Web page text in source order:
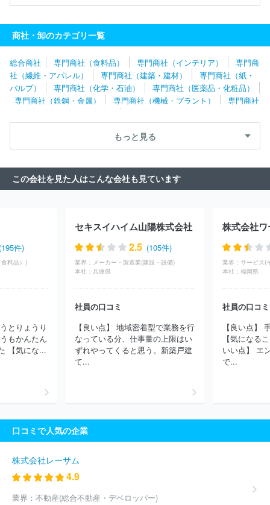
式会社
住商ファーマインターナショナル株式会社
株式会社ハー
モニック
永浜クロス株式会社
商社・卸のカテゴリ一覧
総合商社 専門商社（食料品） 専門商社（インテリア）
専門商
社（繊維・アパレル）
専門商社（建築・建材）
専門商社（紙・
パルプ）
専門商社（化学・石油）
専門商社（医薬品・化粧品）
専門商社（鉄鋼・金属）
専門商社（機械・プラント）
専門商社
（電子・電気機器・OA機器）
専門商社（自動車関連・輸送用機
器）
専門商社（医療機器）
専門商社（文具・事務用品・日用
専門商社（スポーツ・レジャー用品） 専門商社（その他）
もっと見る
この会社を見た人はこんな会社も見ています
件)
料品）)
とりょうり
もかんたん
【気にな...
セキスイハイム山陽株式会社
2.5 (105件)
業界： メーカー・製造業(建設・設備)
本社： 兵庫県
社員の口コミ
【良い点】 地域密着型で業務を行
なっている分、仕事量の上限はい
ずれやってくると思う。新築戸建
て...
株式会社
業界： サービス(
本社： 福岡県
社員の口コミ
【良い点】
【気になる
いい点】 エ
で...
口コミで人気の企業
株式会社レーサム
4.9
業界： 不動産(総合不動産・デベロッパー)